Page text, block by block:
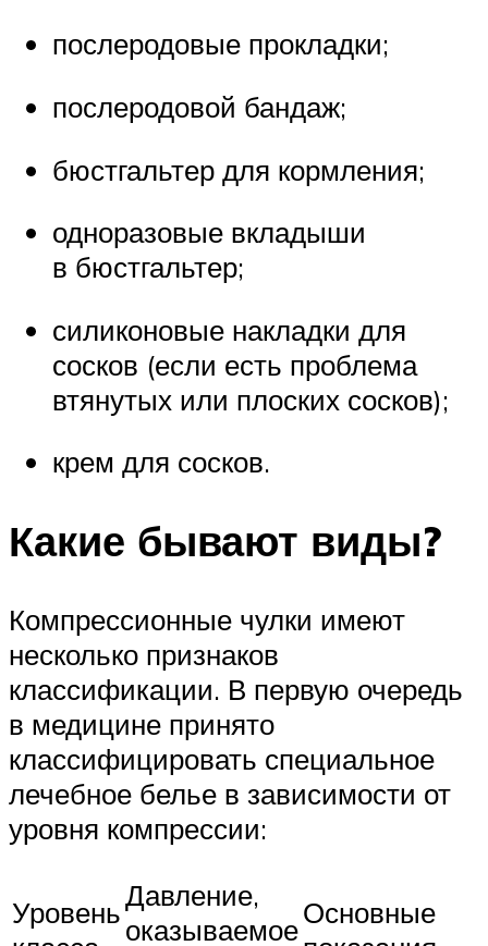
послеродовые прокладки;
послеродовой бандаж;
бюстгальтер для кормления;
одноразовые вкладыши
в бюстгальтер;
силиконовые накладки для
сосков (если есть проблема
втянутых или плоских сосков);
крем для сосков.
Какие бывают виды?
Компрессионные чулки имеют
несколько признаков
классификации. В первую очередь
в медицине принято
классифицировать специальное
лечебное белье в зависимости от
уровня компрессии:
УровеньДавление,
оказываемоеОсновные